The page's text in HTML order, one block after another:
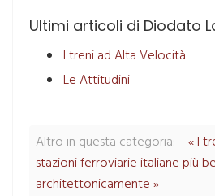
Ultimi articoli di Diodato
I treni ad Alta Velocità
Le Attitudini
Altro in questa categoria: « I
stazioni ferroviarie italiane più
architettonicamente »